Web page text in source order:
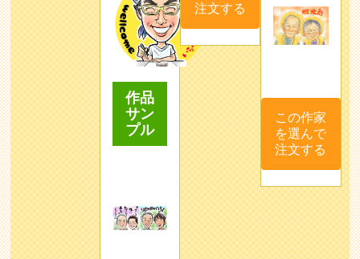
作品
サン
プル
注文する
この作家
を選んで
注文する